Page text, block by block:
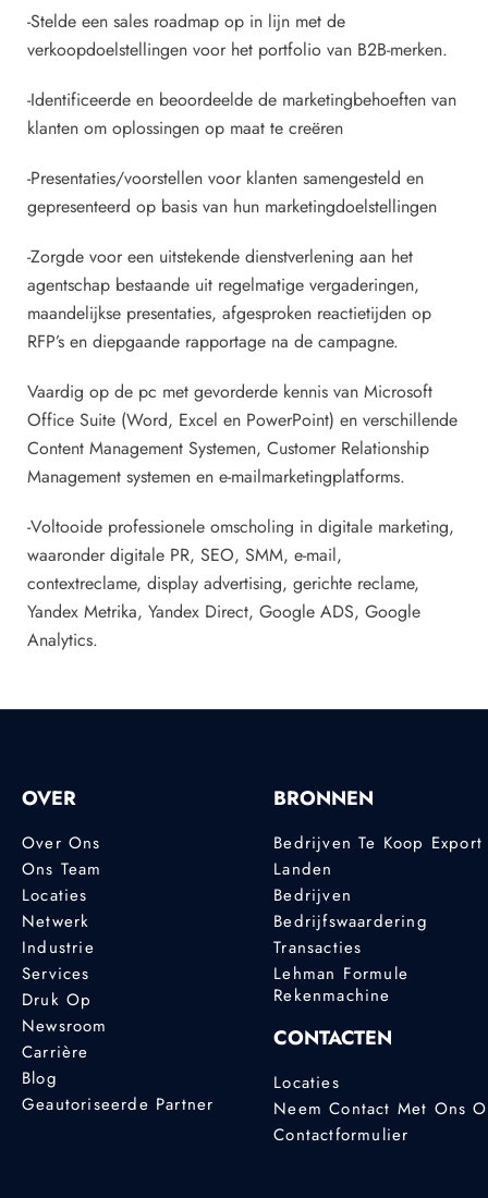
-Stelde een sales roadmap op in lijn met de
verkoopdoelstellingen voor het portfolio van B2B-merken.
-Identificeerde en beoordeelde de marketingbehoeften van
klanten om oplossingen op maat te creëren
-Presentaties/voorstellen voor klanten samengesteld en
gepresenteerd op basis van hun marketingdoelstellingen
-Zorgde voor een uitstekende dienstverlening aan het
agentschap bestaande uit regelmatige vergaderingen,
maandelijkse presentaties, afgesproken reactietijden op
RFP’s en diepgaande rapportage na de campagne.
Vaardig op de pc met gevorderde kennis van Microsoft
Office Suite (Word, Excel en PowerPoint) en verschillende
Content Management Systemen, Customer Relationship
Management systemen en e-mailmarketingplatforms.
-Voltooide professionele omscholing in digitale marketing,
waaronder digitale PR, SEO, SMM, e-mail,
contextreclame, display advertising, gerichte reclame,
Yandex Metrika, Yandex Direct, Google ADS, Google
Analytics.
OVER
Over Ons
Ons Team
Locaties
Netwerk
Industrie
Services
Druk Op
Newsroom
Carrière
Blog
Geautoriseerde Partner
BRONNEN
Bedrijven Te Koop Export
Landen
Bedrijven
Bedrijfswaardering
Transacties
Lehman Formule
Rekenmachine
CONTACTEN
Locaties
Neem Contact Met Ons
Contactformulier